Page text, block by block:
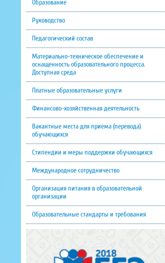
Образование
Руководство
Педагогический состав
Материально-техническое обеспечение и
оснащенность образовательного процесса.
Доступная среда
Платные образовательные услуги
Финансово-хозяйственная деятельность
Вакантные места для приема (перевода)
обучающихся
Стипендии и меры поддержки обучающихся
Международное сотрудничество
Организация питания в образовательной
организации
Образовательные стандарты и требования